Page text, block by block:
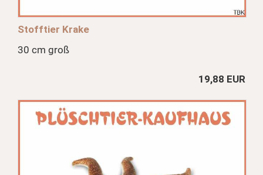
Stofftier Krake
30 cm groß
19,88 EUR